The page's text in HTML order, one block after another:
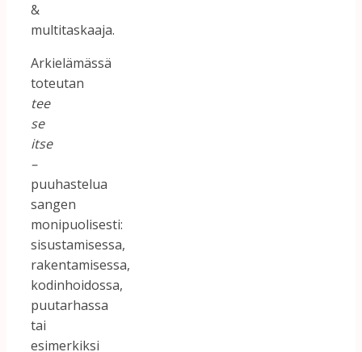
&
multitaskaaja.
Arkielämässä
toteutan
tee
se
itse
–
puuhastelua
sangen
monipuolisesti:
sisustamisessa,
rakentamisessa,
kodinhoidossa,
puutarhassa
tai
esimerkiksi